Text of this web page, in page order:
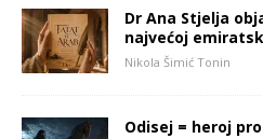
Dr Ana Stjelja
najvećoj
Nikola Šimić Tonin
Odisej = heroj